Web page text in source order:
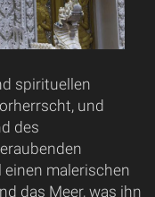
spirituellen
und
des
malerischen
das Meer, was ihn